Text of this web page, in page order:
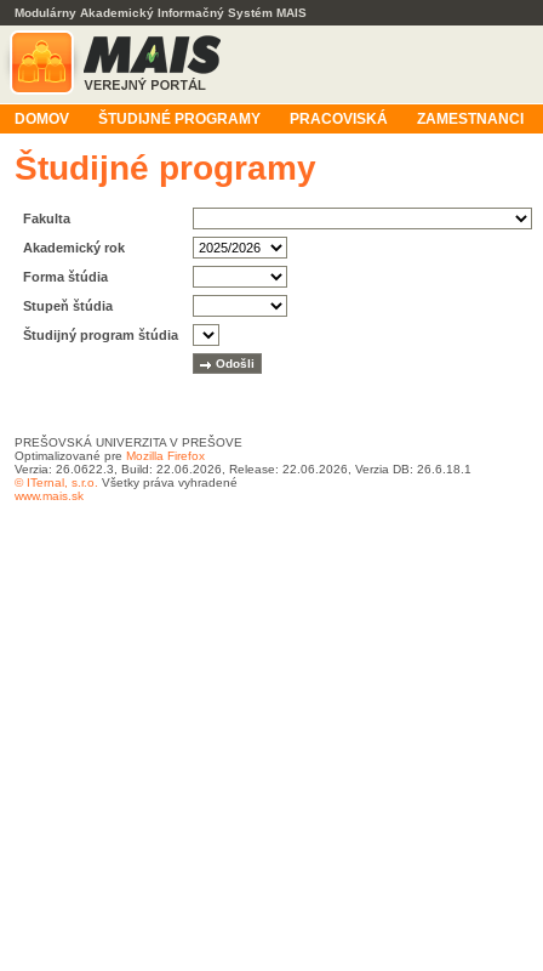
Modulárny Akademický Informačný Systém MAIS
DOMOV ŠTUDIJNÉ PROGRAMY PRACOVISKÁ ZAMESTNANCI
Študijné programy
Fakulta
Akademický rok
Forma štúdia
Stupeň štúdia
Študijný program štúdia
PREŠOVSKÁ UNIVERZITA V PREŠOVE
Optimalizované pre Mozilla Firefox
Verzia: 26.0622.3, Build: 22.06.2026, Release: 22.06.2026, Verzia DB: 26.6.18.1
© ITernal, s.r.o. Všetky práva vyhradené
www.mais.sk